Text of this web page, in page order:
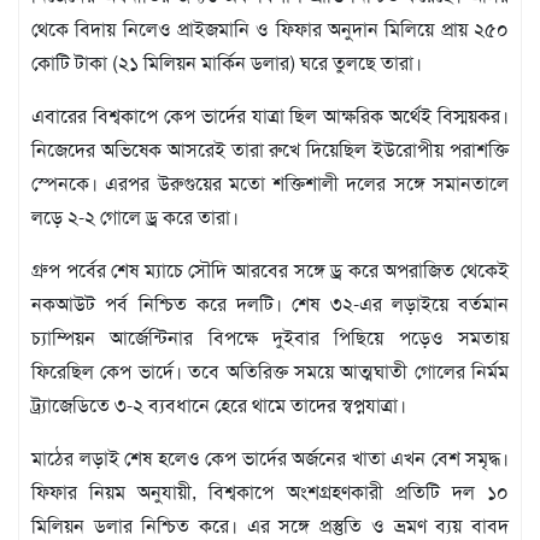
শিল্প
সাহিত্য
আইন
অর্থনীতি
স্বাস্থ্য
পর্যটন
লাইফস্টাইল
ফটো
প্রবাস
শিক্ষা
ও
সংস্কৃতি
গনমাধ্যম
সংবাদ
বিজ্ঞপ্তি
থেকে বিদায় নিলেও প্রাইজমানি ও ফিফার অনুদান মিলিয়ে প্রায় ২৫০
কোটি টাকা (২১ মিলিয়ন মার্কিন ডলার) ঘরে তুলছে তারা।
এবারের বিশ্বকাপে কেপ ভার্দের যাত্রা ছিল আক্ষরিক অর্থেই বিস্ময়কর।
নিজেদের অভিষেক আসরেই তারা রুখে দিয়েছিল ইউরোপীয় পরাশক্তি
স্পেনকে। এরপর উরুগুয়ের মতো শক্তিশালী দলের সঙ্গে সমানতালে
লড়ে ২-২ গোলে ড্র করে তারা।
গ্রুপ পর্বের শেষ ম্যাচে সৌদি আরবের সঙ্গে ড্র করে অপরাজিত থেকেই
নকআউট পর্ব নিশ্চিত করে দলটি। শেষ ৩২-এর লড়াইয়ে বর্তমান
চ্যাম্পিয়ন আর্জেন্টিনার বিপক্ষে দুইবার পিছিয়ে পড়েও সমতায়
ফিরেছিল কেপ ভার্দে। তবে অতিরিক্ত সময়ে আত্মঘাতী গোলের নির্মম
ট্র্যাজেডিতে ৩-২ ব্যবধানে হেরে থামে তাদের স্বপ্নযাত্রা।
মাঠের লড়াই শেষ হলেও কেপ ভার্দের অর্জনের খাতা এখন বেশ সমৃদ্ধ।
ফিফার নিয়ম অনুযায়ী, বিশ্বকাপে অংশগ্রহণকারী প্রতিটি দল ১০
মিলিয়ন ডলার নিশ্চিত করে। এর সঙ্গে প্রস্তুতি ও ভ্রমণ ব্যয় বাবদ